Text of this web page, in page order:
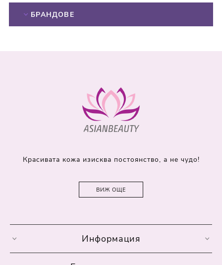
БРАНДОВЕ
Красивата кожа изисква постоянство, а не чудо!
ВИЖ ОЩЕ
Информация